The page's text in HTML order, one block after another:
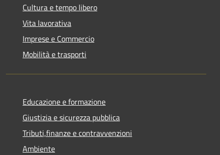
Cultura e tempo libero
Vita lavorativa
Imprese e Commercio
Mobilità e trasporti
Educazione e formazione
Giustizia e sicurezza pubblica
Tributi,finanze e contravvenzioni
Ambiente